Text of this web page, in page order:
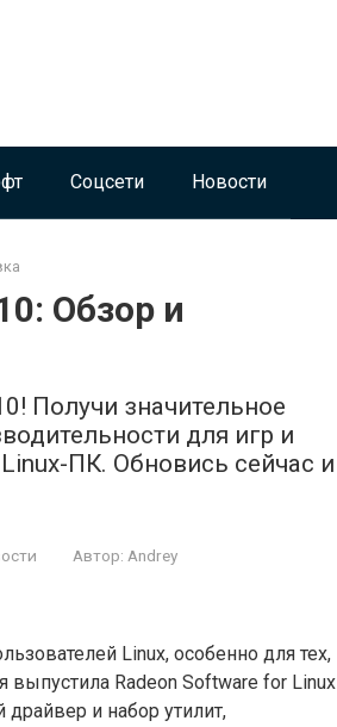
Соцсети Новости
Обзор и
Получи значительное
для игр и
ПК. Обновись сейчас и
Автор: Andrey
Linux, особенно для тех,
выпустила Radeon Software for Linux
и набор утилит,